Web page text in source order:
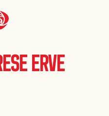
Erve